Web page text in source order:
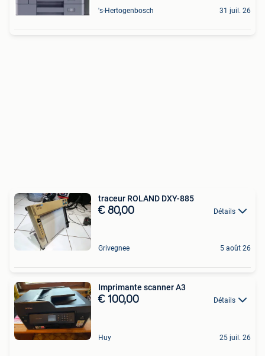
's-Hertogenbosch 31 juil. 26
traceur ROLAND DXY-885
€ 80,00 Détails
Grivegnee 5 août 26
Imprimante scanner A3
€ 100,00 Détails
Huy 25 juil. 26